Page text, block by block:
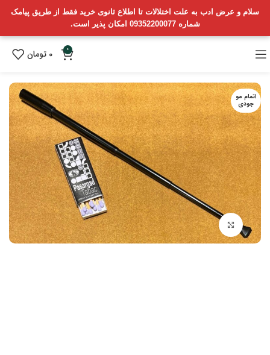
سلام و عرض ادب به علت اختلالات تا اطلاع ثانوی خرید فقط از طریق پیامک
شماره 09352200077 امکان پذیر است.
0
0 تومان
اتمام مو
جودی
بزرگنمایی تصویر